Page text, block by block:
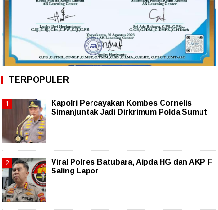
TERPOPULER
Kapolri Percayakan Kombes Cornelis
Simanjuntak Jadi Dirkrimum Polda Sumut
Viral Polres Batubara, Aipda HG dan AKP F
Saling Lapor